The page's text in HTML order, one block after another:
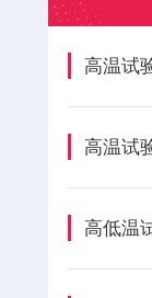
高温试